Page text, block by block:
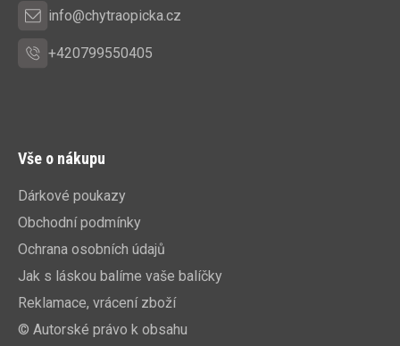
info@chytraopicka.cz
+420799550405
Vše o nákupu
Dárkové poukazy
Obchodní podmínky
Ochrana osobních údajů
Jak s láskou balíme vaše balíčky
Reklamace, vrácení zboží
© Autorské právo k obsahu